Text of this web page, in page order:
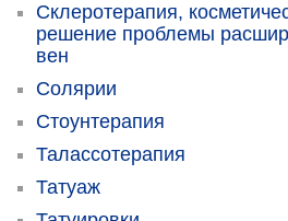
Склеротерапия,
решение проблемы
вен
Солярии
Стоунтерапия
Талассотерапия
Татуаж